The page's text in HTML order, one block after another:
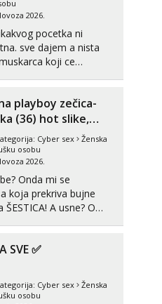
min
min
#69
min
traži...
#160
min
2026.
pocetka ni
sve dajem a nista
koji ce
pale,obozavam kad
playboy zečica-
(36) hot slike,
Cyber sex
Ženska
osobu
2026.
Onda mi se
koja prekriva bujne
A usne? O
ONLOINE zabavu...
SVE ✅
Cyber sex
Ženska
osobu